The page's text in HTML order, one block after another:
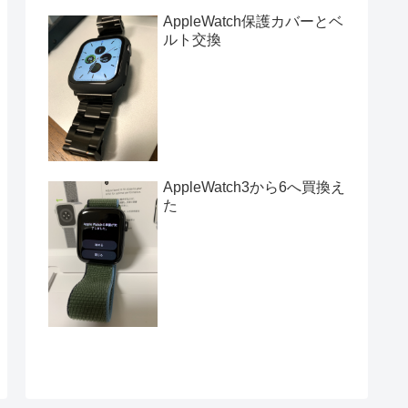
AppleWatch保護カバーとベ
ルト交換
AppleWatch3から6へ買換え
た